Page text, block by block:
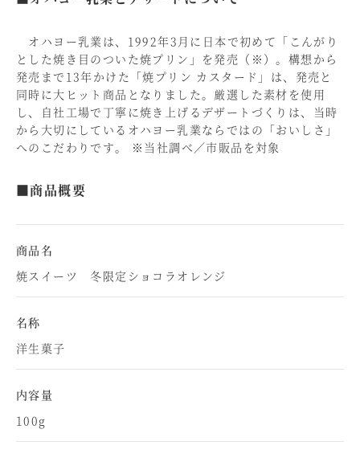
オハヨー乳業は、1992年3月に日本で初めて「こんがり
とした焼き目のついた焼プリン」を発売（※）。構想から
発売まで13年かけた「焼プリン カスタード」は、発売と
同時に大ヒット商品となりました。厳選した素材を使用
し、自社工場で丁寧に焼き上げるデザートづくりは、当時
から大切にしているオハヨー乳業ならではの「おいしさ」
へのこだわりです。 ※当社調べ／市販品を対象
■商品概要
商品名
焼スイーツ 冬限定ショコラオレンジ
名称
洋生菓子
内容量
100g